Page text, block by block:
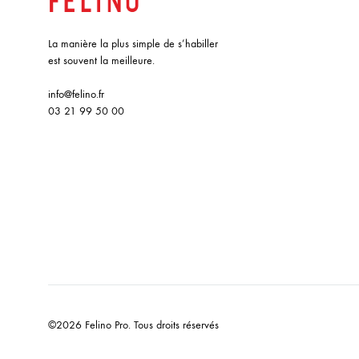
La manière la plus simple de s’habiller
est souvent la meilleure.
info@felino.fr
03 21 99 50 00
©2026 Felino Pro. Tous droits réservés